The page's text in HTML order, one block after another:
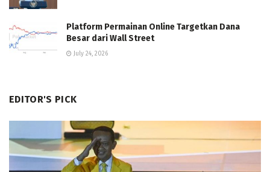
Platform Permainan Online Targetkan Dana
Besar dari Wall Street
July 24, 2026
EDITOR'S PICK